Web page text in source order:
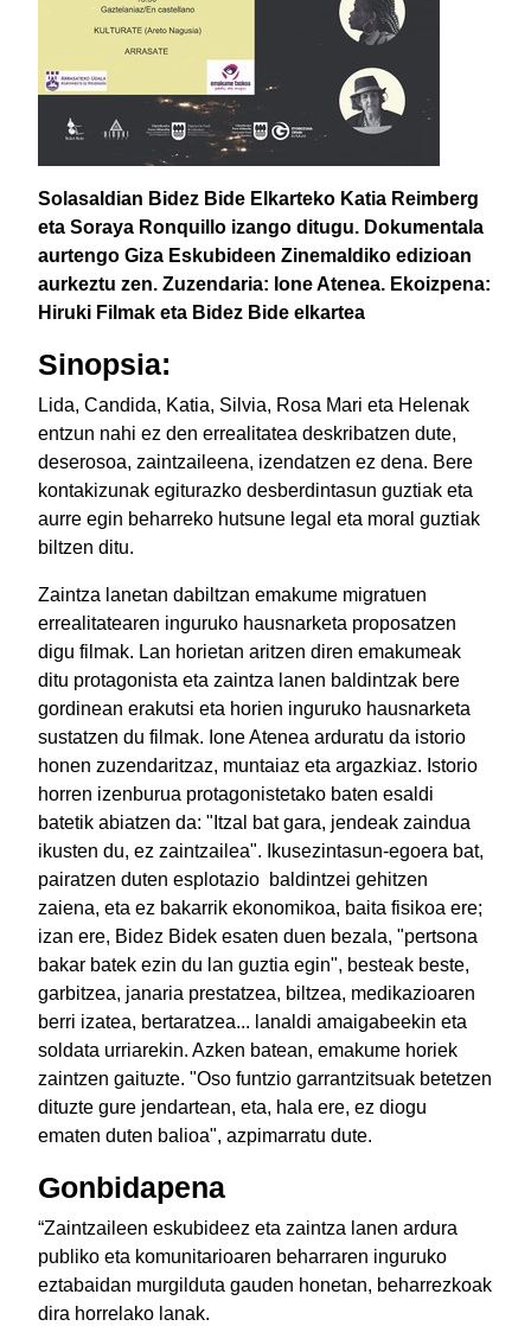
Solasaldian Bidez Bide Elkarteko Katia Reimberg
eta Soraya Ronquillo izango ditugu. Dokumentala
aurtengo Giza Eskubideen Zinemaldiko edizioan
aurkeztu zen. Zuzendaria: Ione Atenea. Ekoizpena:
Hiruki Filmak eta Bidez Bide elkartea
Sinopsia:
Lida, Candida, Katia, Silvia, Rosa Mari eta Helenak
entzun nahi ez den errealitatea deskribatzen dute,
deserosoa, zaintzaileena, izendatzen ez dena. Bere
kontakizunak egiturazko desberdintasun guztiak eta
aurre egin beharreko hutsune legal eta moral guztiak
biltzen ditu.
Zaintza lanetan dabiltzan emakume migratuen
errealitatearen inguruko hausnarketa proposatzen
digu filmak. Lan horietan aritzen diren emakumeak
ditu protagonista eta zaintza lanen baldintzak bere
gordinean erakutsi eta horien inguruko hausnarketa
sustatzen du filmak. Ione Atenea arduratu da istorio
honen zuzendaritzaz, muntaiaz eta argazkiaz. Istorio
horren izenburua protagonistetako baten esaldi
batetik abiatzen da: "Itzal bat gara, jendeak zaindua
ikusten du, ez zaintzailea". Ikusezintasun-egoera bat,
pairatzen duten esplotazio baldintzei gehitzen
zaiena, eta ez bakarrik ekonomikoa, baita fisikoa ere;
izan ere, Bidez Bidek esaten duen bezala, "pertsona
bakar batek ezin du lan guztia egin", besteak beste,
garbitzea, janaria prestatzea, biltzea, medikazioaren
berri izatea, bertaratzea... lanaldi amaigabeekin eta
soldata urriarekin. Azken batean, emakume horiek
zaintzen gaituzte. "Oso funtzio garrantzitsuak betetzen
dituzte gure jendartean, eta, hala ere, ez diogu
ematen duten balioa", azpimarratu dute.
Gonbidapena
“Zaintzaileen eskubideez eta zaintza lanen ardura
publiko eta komunitarioaren beharraren inguruko
eztabaidan murgilduta gauden honetan, beharrezkoak
dira horrelako lanak.